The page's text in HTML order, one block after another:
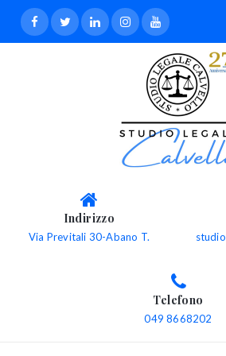
Indirizzo
Via Previtali 30-Abano T.
Telefono
049 8668202